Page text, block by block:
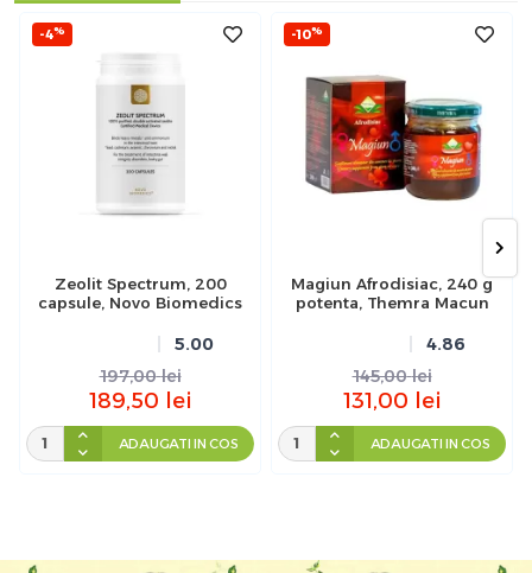
-4%
Zeolit Spectrum, 200
capsule, Novo Biomedics
5.00
197,00 lei
189,50 lei
ADAUGATI IN COS
-10%
Magiun Afrodisiac, 240 g
potenta, Themra Macun
4.86
145,00 lei
131,00 lei
ADAUGATI IN COS